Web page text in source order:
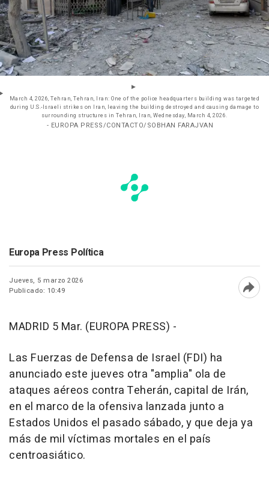
March 4, 2026, Tehran, Tehran, Iran: One of the police headquarters building was targeted
during U.S.-Israeli strikes on Iran, leaving the building destroyed and causing damage to
surrounding structures in Tehran, Iran, Wednesday, March 4, 2026.
- EUROPA PRESS/CONTACTO/SOBHAN FARAJVAN
Europa Press Política
Jueves, 5 marzo 2026
Publicado: 10:49
MADRID 5 Mar. (EUROPA PRESS) -
Las Fuerzas de Defensa de Israel (FDI) ha
anunciado este jueves otra "amplia" ola de
ataques aéreos contra Teherán, capital de Irán,
en el marco de la ofensiva lanzada junto a
Estados Unidos el pasado sábado, y que deja ya
más de mil víctimas mortales en el país
centroasiático.